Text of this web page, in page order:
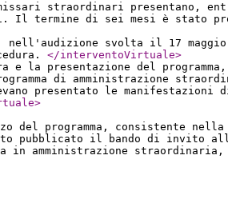
straordinari presentano,
Il termine di sei mesi è stato
nell'audizione svolta il 17
</interventoVirtuale>
la presentazione del
di amministrazione
presentato le
>
programma, consistente nella
pubblicato il bando di invito
amministrazione straordinaria,